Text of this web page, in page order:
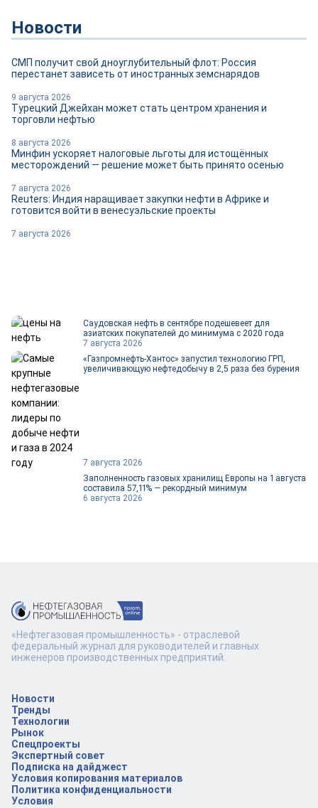
Новости
СМП получит свой дноуглубительный флот: Россия
перестанет зависеть от иностранных земснарядов
9 августа 2026
Турецкий Джейхан может стать центром хранения и
торговли нефтью
8 августа 2026
Минфин ускоряет налоговые льготы для истощённых
месторождений — решение может быть принято осенью
7 августа 2026
Reuters: Индия наращивает закупки нефти в Африке и
готовится войти в венесуэльские проекты
7 августа 2026
Саудовская нефть в сентябре подешевеет для
азиатских покупателей до минимума с 2020 года
7 августа 2026
«Газпромнефть-Хантос» запустил технологию ГРП,
увеличивающую нефтедобычу в 2,5 раза без бурения
7 августа 2026
Заполненность газовых хранилищ Европы на 1 августа
составила 57,11% — рекордный минимум
6 августа 2026
Новости
Тренды
Технологии
Рынок
Спецпроекты
Экспертный совет
Подписка на дайджест
Условия копирования материалов
Политика конфиденциальности
Условия
«Нефтегазовая промышленность» - отраслевой
федеральный журнал для руководителей и главных
инженеров производственных предприятий.